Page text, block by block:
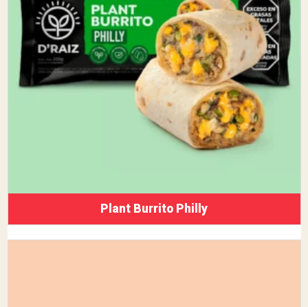
Plant Burrito Philly